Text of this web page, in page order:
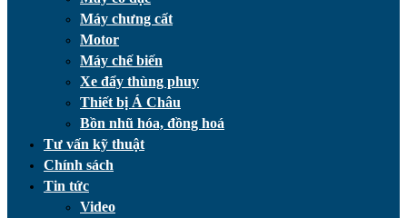
Máy chưng cất
Motor
Máy chế biến
Xe đẩy thùng phuy
Thiết bị Á Châu
Bồn nhũ hóa, đồng hoá
Tư vấn kỹ thuật
Chính sách
Tin tức
Video